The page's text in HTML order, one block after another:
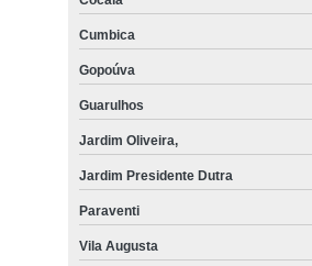
Cumbica
Gopoúva
Guarulhos
Jardim Oliveira,
Jardim Presidente Dutra
Paraventi
Vila Augusta